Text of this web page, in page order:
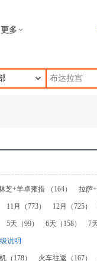
更多
芝+羊卓雍措 （164） 拉萨
+珠峰（59） 拉萨+林芝+
拉萨+林芝+墨脱+纳木措（32）
11月（773） 12月（725）
5天（99） 6天（158） 7
8）
说明
（178） 火车往返（167）